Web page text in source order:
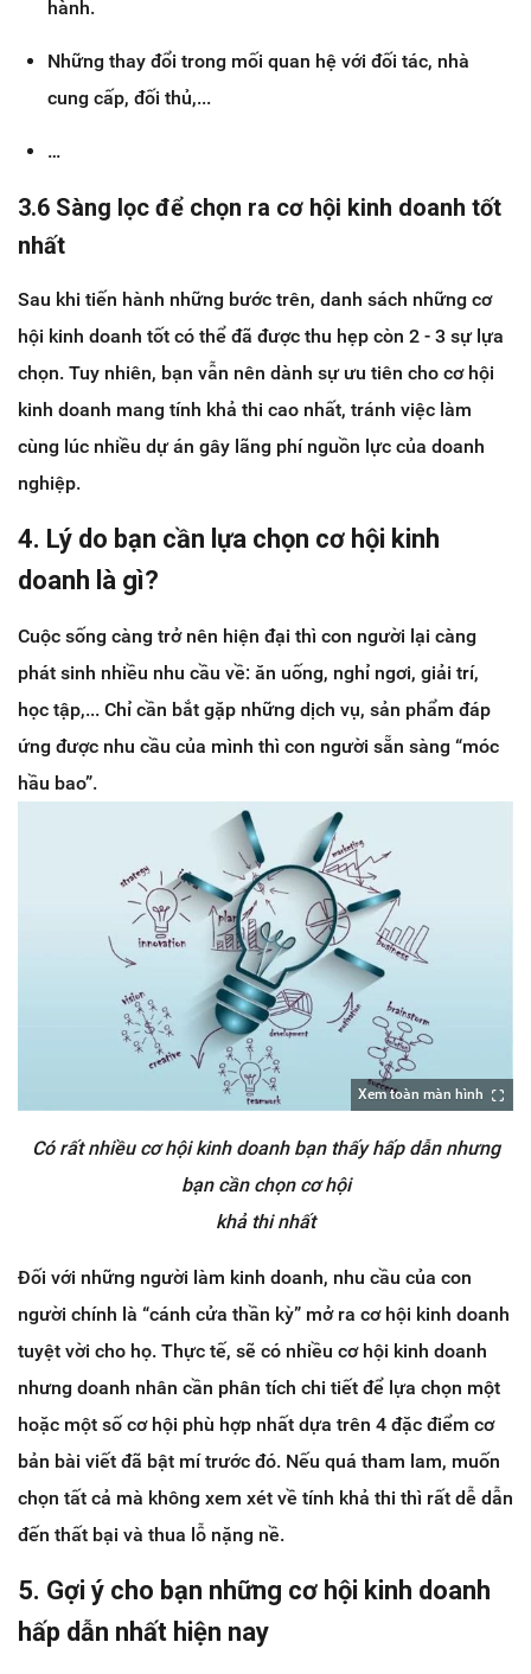
hành.
Những thay đổi trong mối quan hệ với đối tác, nhà
cung cấp, đối thủ,...
…
3.6 Sàng lọc để chọn ra cơ hội kinh doanh tốt
nhất
Sau khi tiến hành những bước trên, danh sách những cơ
hội kinh doanh tốt có thể đã được thu hẹp còn 2 - 3 sự lựa
chọn. Tuy nhiên, bạn vẫn nên dành sự ưu tiên cho cơ hội
kinh doanh mang tính khả thi cao nhất, tránh việc làm
cùng lúc nhiều dự án gây lãng phí nguồn lực của doanh
nghiệp.
4. Lý do bạn cần lựa chọn cơ hội kinh
doanh là gì?
Cuộc sống càng trở nên hiện đại thì con người lại càng
phát sinh nhiều nhu cầu về: ăn uống, nghỉ ngơi, giải trí,
học tập,... Chỉ cần bắt gặp những dịch vụ, sản phẩm đáp
ứng được nhu cầu của mình thì con người sẵn sàng “móc
hầu bao”.
Xem toàn màn hình
Có rất nhiều cơ hội kinh doanh bạn thấy hấp dẫn nhưng
bạn cần chọn cơ hội
khả thi nhất
Đối với những người làm kinh doanh, nhu cầu của con
người chính là “cánh cửa thần kỳ” mở ra cơ hội kinh doanh
tuyệt vời cho họ. Thực tế, sẽ có nhiều cơ hội kinh doanh
nhưng doanh nhân cần phân tích chi tiết để lựa chọn một
hoặc một số cơ hội phù hợp nhất dựa trên 4 đặc điểm cơ
bản bài viết đã bật mí trước đó. Nếu quá tham lam, muốn
chọn tất cả mà không xem xét về tính khả thi thì rất dễ dẫn
đến thất bại và thua lỗ nặng nề.
5. Gợi ý cho bạn những cơ hội kinh doanh
hấp dẫn nhất hiện nay